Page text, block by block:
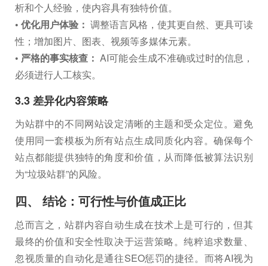
析和个人经验，使内容具有独特价值。
• 优化用户体验： 调整语言风格，使其更自然、更具可读
性；增加图片、图表、视频等多媒体元素。
• 严格的事实核查： AI可能会生成不准确或过时的信息，
必须进行人工核实。
3.3 差异化内容策略
为站群中的不同网站设定清晰的主题和受众定位。避免
使用同一套模板为所有站点生成同质化内容。确保每个
站点都能提供独特的角度和价值，从而降低被算法识别
为“垃圾站群”的风险。
四、 结论：可行性与价值成正比
总而言之，站群内容自动生成在技术上是可行的，但其
最终的价值和安全性取决于运营策略。纯粹追求数量、
忽视质量的自动化是通往SEO惩罚的捷径。而将AI视为